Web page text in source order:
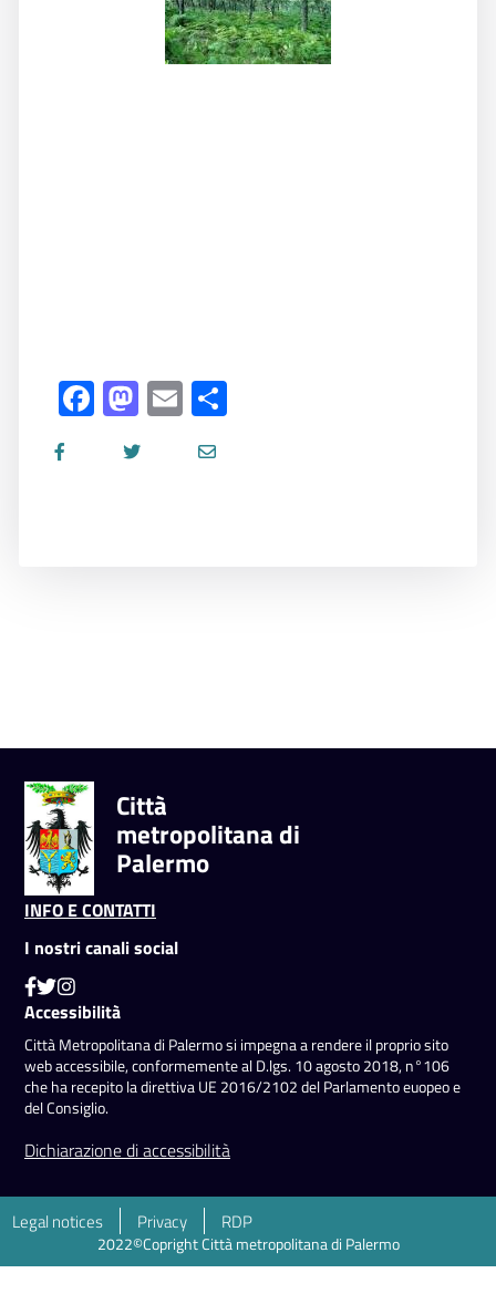
Facebook
Mastodon
Email
Città
metropolitana di
Palermo
INFO E CONTATTI
I nostri canali social
Accessibilità
Città Metropolitana di Palermo si impegna a rendere il proprio sito
web accessibile, conformemente al D.lgs. 10 agosto 2018, n°106
che ha recepito la direttiva UE 2016/2102 del Parlamento euopeo e
del Consiglio.
Dichiarazione di accessibilità
Legal notices Privacy RDP
2022©Copright Città metropolitana di Palermo